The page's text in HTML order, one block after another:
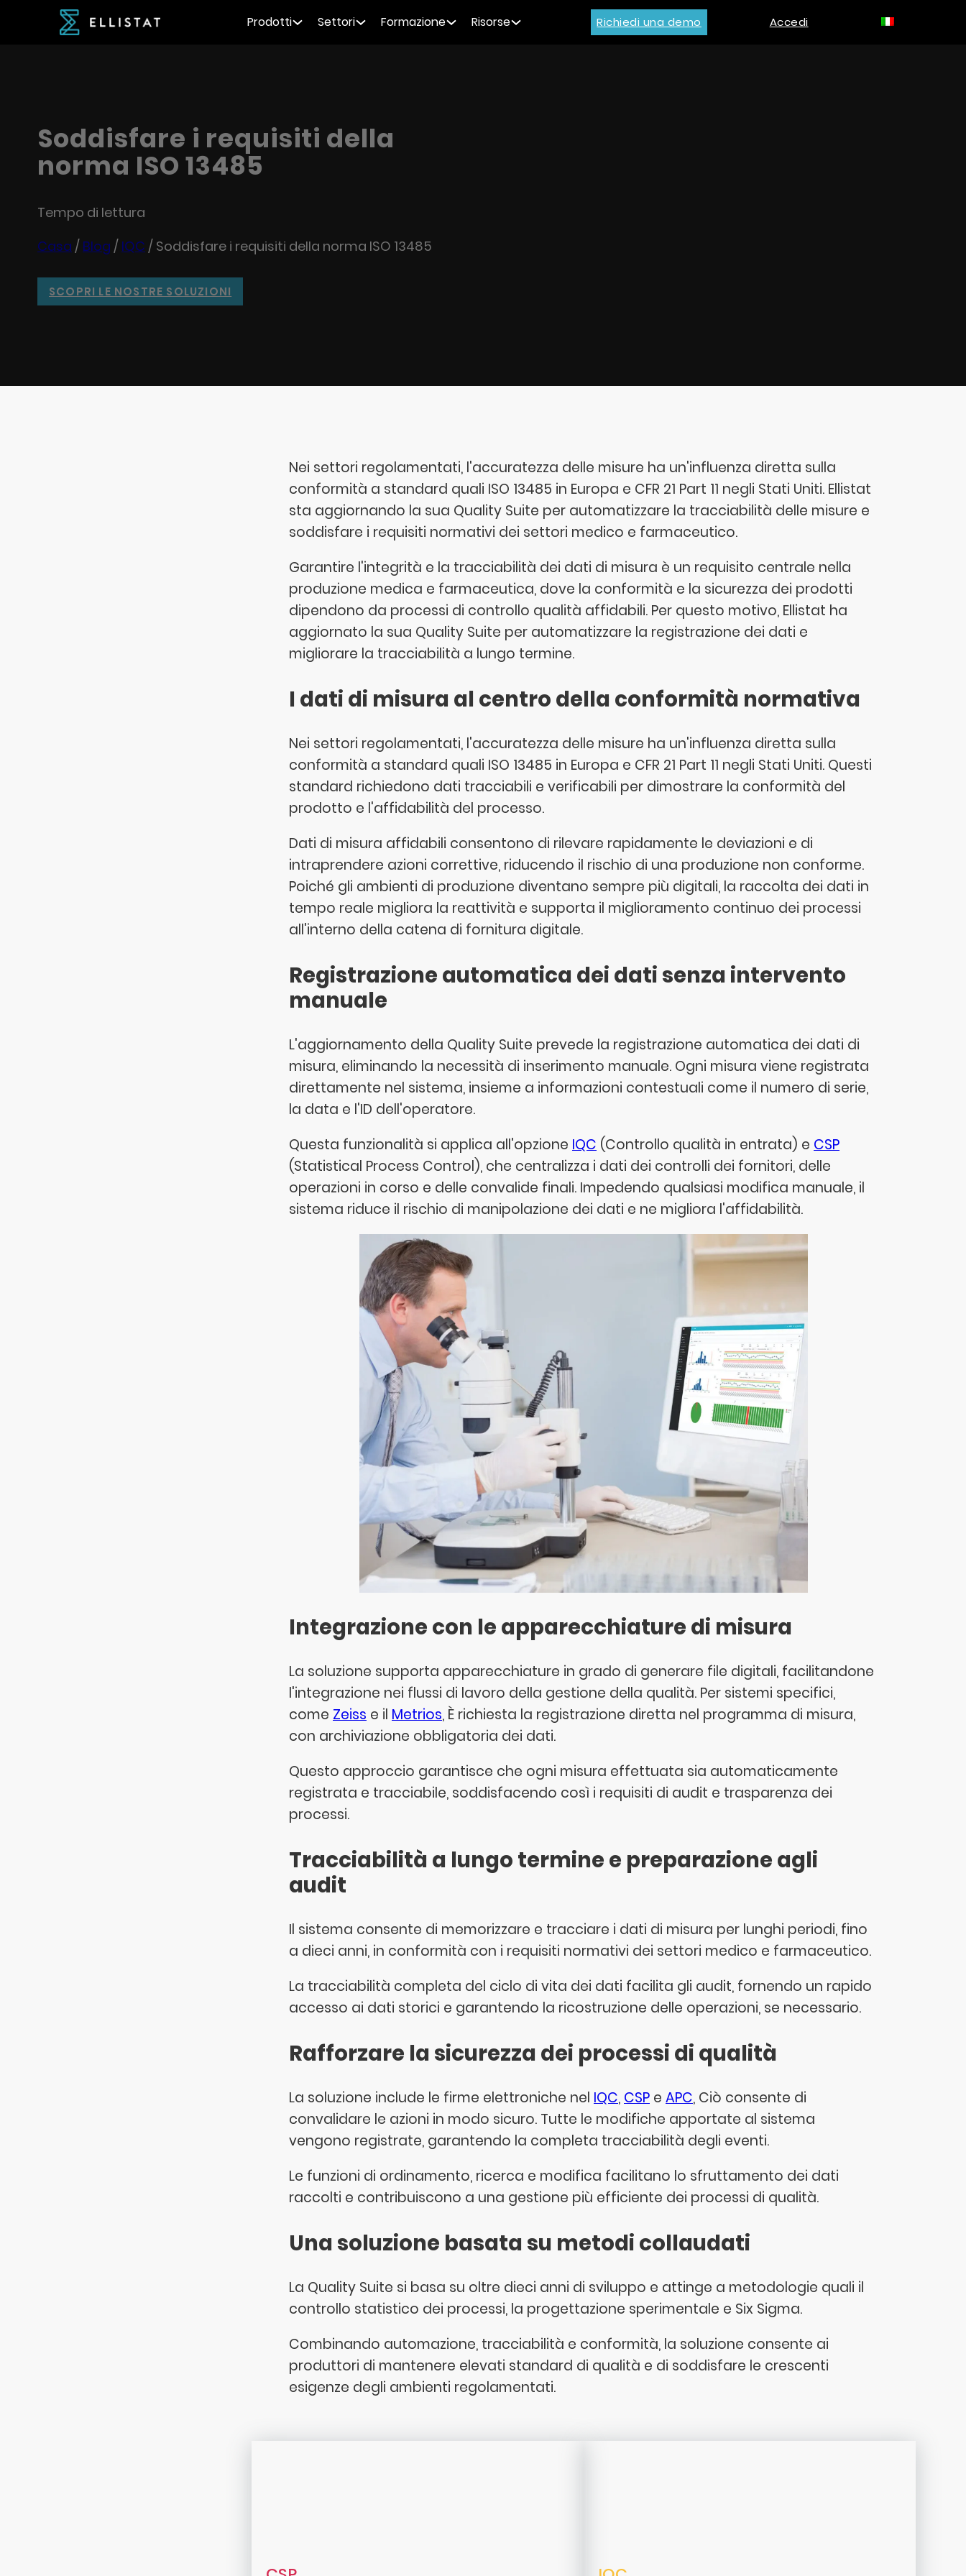
Prodotti Settori Formazione Risorse Richiedi una demo Accedi
Soddisfare i requisiti della
norma ISO 13485
Tempo di lettura
Casa / Blog / IQC / Soddisfare i requisiti della norma ISO 13485
SCOPRI LE NOSTRE SOLUZIONI
Nei settori regolamentati, l'accuratezza delle misure ha un'influenza diretta sulla
conformità a standard quali ISO 13485 in Europa e CFR 21 Part 11 negli Stati Uniti. Ellistat
sta aggiornando la sua Quality Suite per automatizzare la tracciabilità delle misure e
soddisfare i requisiti normativi dei settori medico e farmaceutico.
Garantire l'integrità e la tracciabilità dei dati di misura è un requisito centrale nella
produzione medica e farmaceutica, dove la conformità e la sicurezza dei prodotti
dipendono da processi di controllo qualità affidabili. Per questo motivo, Ellistat ha
aggiornato la sua Quality Suite per automatizzare la registrazione dei dati e
migliorare la tracciabilità a lungo termine.
I dati di misura al centro della conformità normativa
Nei settori regolamentati, l'accuratezza delle misure ha un'influenza diretta sulla
conformità a standard quali ISO 13485 in Europa e CFR 21 Part 11 negli Stati Uniti. Questi
standard richiedono dati tracciabili e verificabili per dimostrare la conformità del
prodotto e l'affidabilità del processo.
Dati di misura affidabili consentono di rilevare rapidamente le deviazioni e di
intraprendere azioni correttive, riducendo il rischio di una produzione non conforme.
Poiché gli ambienti di produzione diventano sempre più digitali, la raccolta dei dati in
tempo reale migliora la reattività e supporta il miglioramento continuo dei processi
all'interno della catena di fornitura digitale.
Registrazione automatica dei dati senza intervento
manuale
L'aggiornamento della Quality Suite prevede la registrazione automatica dei dati di
misura, eliminando la necessità di inserimento manuale. Ogni misura viene registrata
direttamente nel sistema, insieme a informazioni contestuali come il numero di serie,
la data e l'ID dell'operatore.
Questa funzionalità si applica all'opzione IQC (Controllo qualità in entrata) e CSP
(Statistical Process Control), che centralizza i dati dei controlli dei fornitori, delle
operazioni in corso e delle convalide finali. Impedendo qualsiasi modifica manuale, il
sistema riduce il rischio di manipolazione dei dati e ne migliora l'affidabilità.
Integrazione con le apparecchiature di misura
La soluzione supporta apparecchiature in grado di generare file digitali, facilitandone
l'integrazione nei flussi di lavoro della gestione della qualità. Per sistemi specifici,
come Zeiss e il Metrios, È richiesta la registrazione diretta nel programma di misura,
con archiviazione obbligatoria dei dati.
Questo approccio garantisce che ogni misura effettuata sia automaticamente
registrata e tracciabile, soddisfacendo così i requisiti di audit e trasparenza dei
processi.
Tracciabilità a lungo termine e preparazione agli
audit
Il sistema consente di memorizzare e tracciare i dati di misura per lunghi periodi, fino
a dieci anni, in conformità con i requisiti normativi dei settori medico e farmaceutico.
La tracciabilità completa del ciclo di vita dei dati facilita gli audit, fornendo un rapido
accesso ai dati storici e garantendo la ricostruzione delle operazioni, se necessario.
Rafforzare la sicurezza dei processi di qualità
La soluzione include le firme elettroniche nel IQC, CSP e APC, Ciò consente di
convalidare le azioni in modo sicuro. Tutte le modifiche apportate al sistema
vengono registrate, garantendo la completa tracciabilità degli eventi.
Le funzioni di ordinamento, ricerca e modifica facilitano lo sfruttamento dei dati
raccolti e contribuiscono a una gestione più efficiente dei processi di qualità.
Una soluzione basata su metodi collaudati
La Quality Suite si basa su oltre dieci anni di sviluppo e attinge a metodologie quali il
controllo statistico dei processi, la progettazione sperimentale e Six Sigma.
Combinando automazione, tracciabilità e conformità, la soluzione consente ai
produttori di mantenere elevati standard di qualità e di soddisfare le crescenti
esigenze degli ambienti regolamentati.